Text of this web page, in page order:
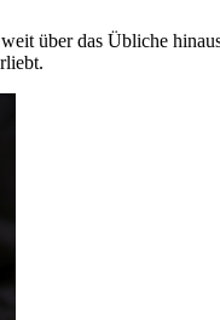
über das Übliche